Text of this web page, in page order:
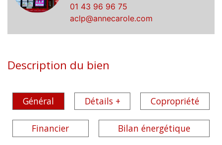
01 43 96 96 75
aclp@annecarole.com
Description du bien
Général Détails + Copropriété
Financier Bilan énergétique